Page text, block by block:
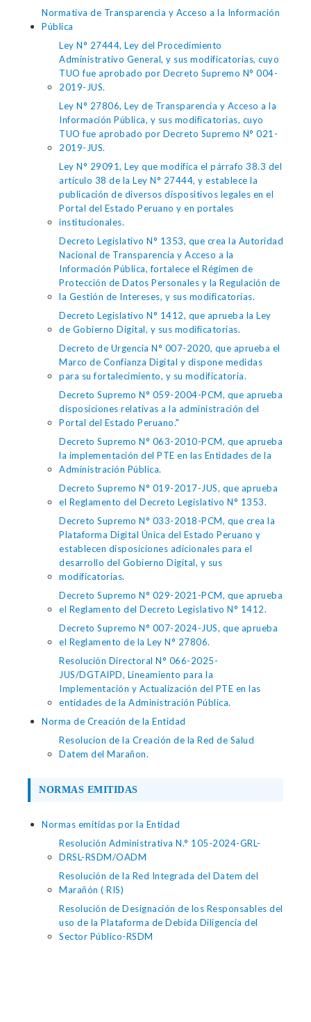
Normativa de Transparencia y Acceso a la Información
Pública
Ley N° 27444, Ley del Procedimiento
Administrativo General, y sus modificatorias, cuyo
TUO fue aprobado por Decreto Supremo N° 004-
2019-JUS.
Ley N° 27806, Ley de Transparencia y Acceso a la
Información Pública, y sus modificatorias, cuyo
TUO fue aprobado por Decreto Supremo N° 021-
2019-JUS.
Ley N° 29091, Ley que modifica el párrafo 38.3 del
artículo 38 de la Ley N° 27444, y establece la
publicación de diversos dispositivos legales en el
Portal del Estado Peruano y en portales
institucionales.
Decreto Legislativo N° 1353, que crea la Autoridad
Nacional de Transparencia y Acceso a la
Información Pública, fortalece el Régimen de
Protección de Datos Personales y la Regulación de
la Gestión de Intereses, y sus modificatorias.
Decreto Legislativo N° 1412, que aprueba la Ley
de Gobierno Digital, y sus modificatorias.
Decreto de Urgencia N° 007-2020, que aprueba el
Marco de Confianza Digital y dispone medidas
para su fortalecimiento, y su modificatoria.
Decreto Supremo N° 059-2004-PCM, que aprueba
disposiciones relativas a la administración del
Portal del Estado Peruano."
Decreto Supremo N° 063-2010-PCM, que aprueba
la implementación del PTE en las Entidades de la
Administración Pública.
Decreto Supremo N° 019-2017-JUS, que aprueba
el Reglamento del Decreto Legislativo N° 1353.
Decreto Supremo N° 033-2018-PCM, que crea la
Plataforma Digital Única del Estado Peruano y
establecen disposiciones adicionales para el
desarrollo del Gobierno Digital, y sus
modificatorias.
Decreto Supremo N° 029-2021-PCM, que aprueba
el Reglamento del Decreto Legislativo N° 1412.
Decreto Supremo N° 007-2024-JUS, que aprueba
el Reglamento de la Ley N° 27806.
Resolución Directoral N° 066-2025-
JUS/DGTAIPD, Lineamiento para la
Implementación y Actualización del PTE en las
entidades de la Administración Pública.
Norma de Creación de la Entidad
Resolucion de la Creación de la Red de Salud
Datem del Marañon.
NORMAS EMITIDAS
Normas emitidas por la Entidad
Resolución Administrativa N.° 105-2024-GRL-
DRSL-RSDM/OADM
Resolución de la Red Integrada del Datem del
Marañón ( RIS)
Resolución de Designación de los Responsables del
uso de la Plataforma de Debida Diligencia del
Sector Público-RSDM